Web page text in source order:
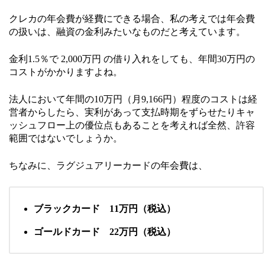
クレカの年会費が経費にできる場合、私の考えでは年会費
の扱いは、融資の金利みたいなものだと考えています。
金利1.5％で 2,000万円 の借り入れをしても、年間30万円の
コストがかかりますよね。
法人において年間の10万円（月9,166円）程度のコストは経
営者からしたら、実利があって支払時期をずらせたりキャ
ッシュフロー上の優位点もあることを考えれば全然、許容
範囲ではないでしょうか。
ちなみに、ラグジュアリーカードの年会費は、
ブラックカード 11万円（税込）
ゴールドカード 22万円（税込）